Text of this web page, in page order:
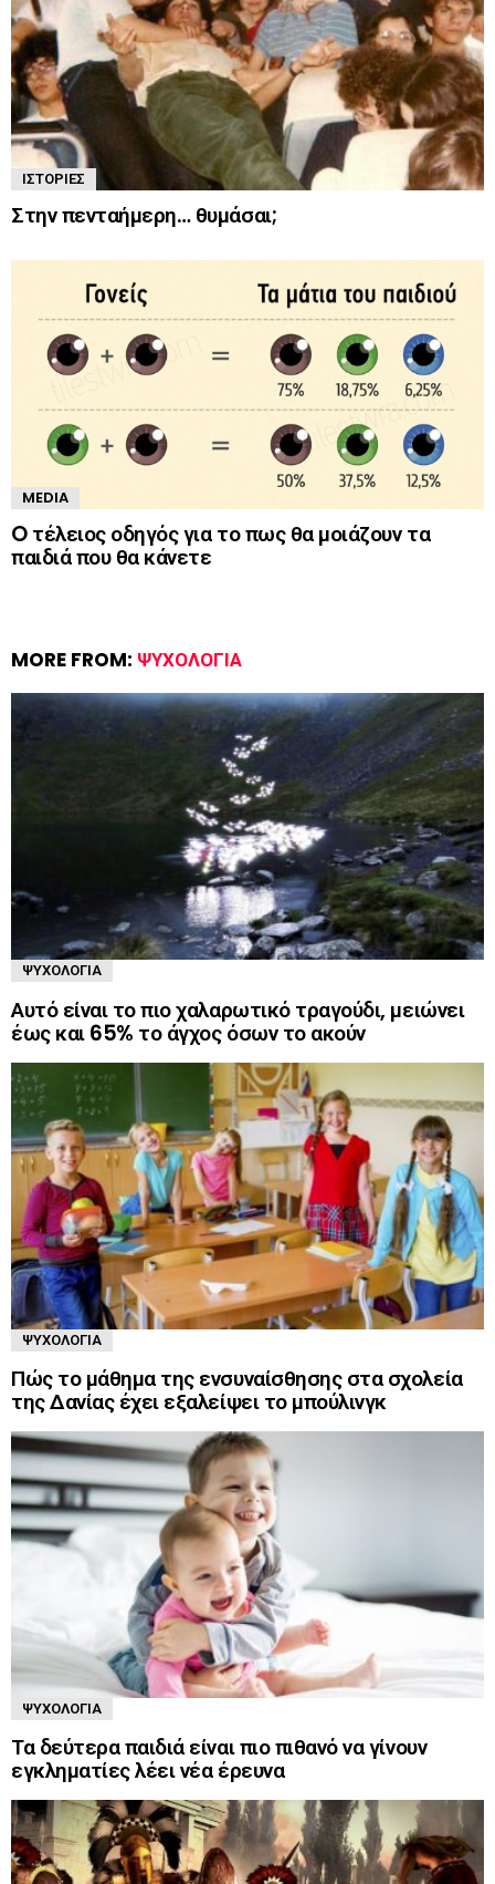
ΙΣΤΟΡΊΕΣ
Στην πενταήμερη… θυμάσαι;
MEDIA
O τέλειος οδηγός για το πως θα μοιάζουν τα
παιδιά που θα κάνετε
MORE FROM: ΨΥΧΟΛΟΓΊΑ
ΨΥΧΟΛΟΓΊΑ
Αυτό είναι το πιο χαλαρωτικό τραγούδι, μειώνει
έως και 65% το άγχος όσων το ακούν
ΨΥΧΟΛΟΓΊΑ
Πώς το μάθημα της ενσυναίσθησης στα σχολεία
της Δανίας έχει εξαλείψει το μπούλινγκ
ΨΥΧΟΛΟΓΊΑ
Τα δεύτερα παιδιά είναι πιο πιθανό να γίνουν
εγκληματίες λέει νέα έρευνα